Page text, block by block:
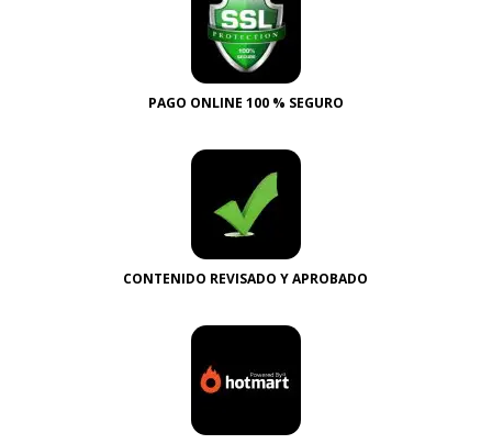
PAGO ONLINE 100 % SEGURO
CONTENIDO REVISADO Y APROBADO